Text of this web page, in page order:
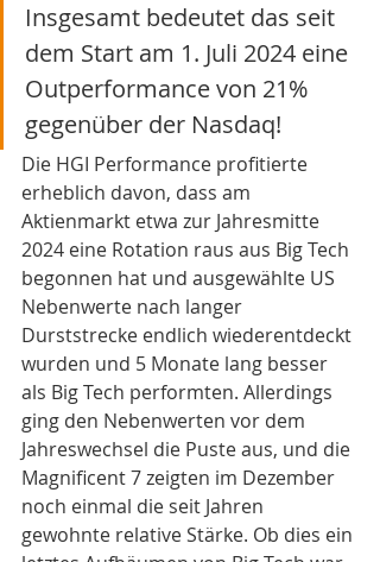
Insgesamt bedeutet das seit
dem Start am 1. Juli 2024 eine
Outperformance von 21%
gegenüber der Nasdaq!
Die HGI Performance profitierte
erheblich davon, dass am
Aktienmarkt etwa zur Jahresmitte
2024 eine Rotation raus aus Big Tech
begonnen hat und ausgewählte US
Nebenwerte nach langer
Durststrecke endlich wiederentdeckt
wurden und 5 Monate lang besser
als Big Tech performten. Allerdings
ging den Nebenwerten vor dem
Jahreswechsel die Puste aus, und die
Magnificent 7 zeigten im Dezember
noch einmal die seit Jahren
gewohnte relative Stärke. Ob dies ein